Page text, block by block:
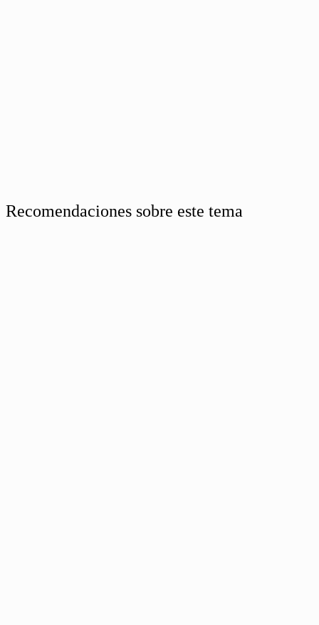
Recomendaciones sobre este tema